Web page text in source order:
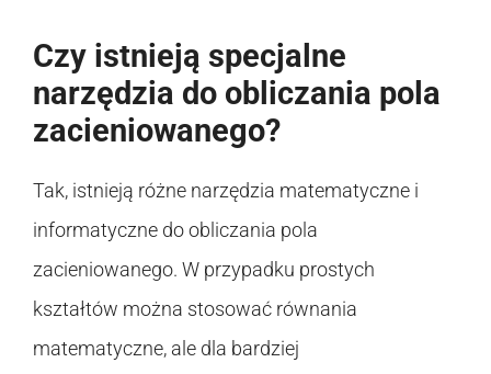
Czy istnieją specjalne
narzędzia do obliczania pola
zacieniowanego?
Tak, istnieją różne narzędzia matematyczne i
informatyczne do obliczania pola
zacieniowanego. W przypadku prostych
kształtów można stosować równania
matematyczne, ale dla bardziej